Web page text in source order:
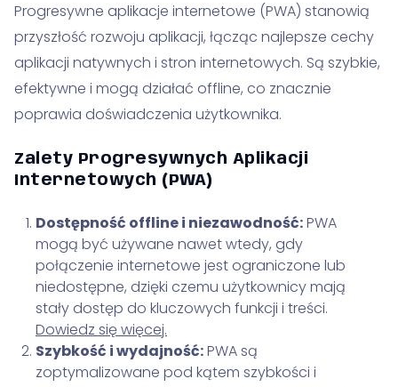
Progresywne aplikacje internetowe (PWA) stanowią
przyszłość rozwoju aplikacji, łącząc najlepsze cechy
aplikacji natywnych i stron internetowych. Są szybkie,
efektywne i mogą działać offline, co znacznie
poprawia doświadczenia użytkownika.
Zalety Progresywnych Aplikacji
Internetowych (PWA)
Dostępność offline i niezawodność:PWA
mogą być używane nawet wtedy, gdy
połączenie internetowe jest ograniczone lub
niedostępne, dzięki czemu użytkownicy mają
stały dostęp do kluczowych funkcji i treści.
Dowiedz się więcej.
Szybkość i wydajność:PWA są
zoptymalizowane pod kątem szybkości i